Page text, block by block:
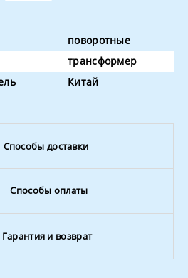
поворотные
трансформер
Китай
Способы доставки
Способы оплаты
Гарантия и возврат